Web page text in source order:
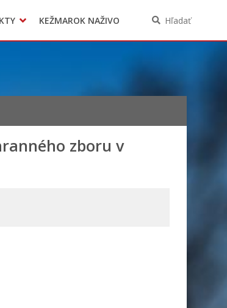
KEŽMAROK NAŽIVO Hľadať
zboru v